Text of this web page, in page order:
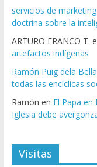
servicios de
doctrina sobre la
ARTURO FRANCO T.
artefactos indígenas
Ramón Puig dela
todas las encíclicas
Ramón en El Papa en
Iglesia debe
Visitas